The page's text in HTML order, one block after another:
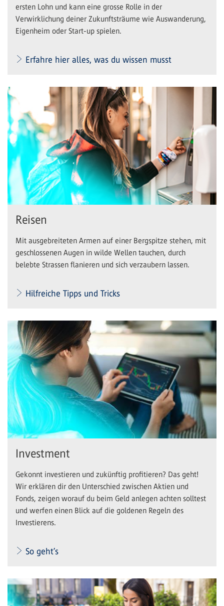
ersten Lohn und kann eine grosse Rolle in der
Verwirklichung deiner Zukunftsträume wie Auswanderung,
Eigenheim oder Start-up spielen.
Erfahre hier alles, was du wissen musst
Reisen
Mit ausgebreiteten Armen auf einer Bergspitze stehen, mit
geschlossenen Augen in wilde Wellen tauchen, durch
belebte Strassen flanieren und sich verzaubern lassen.
Hilfreiche Tipps und Tricks
Investment
Gekonnt investieren und zukünftig profitieren? Das geht!
Wir erklären dir den Unterschied zwischen Aktien und
Fonds, zeigen worauf du beim Geld anlegen achten solltest
und werfen einen Blick auf die goldenen Regeln des
Investierens.
So geht’s